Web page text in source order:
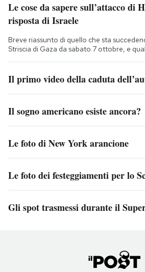
Le cose da sapere sull’attacco di
risposta di Israele
Breve riassunto di quello che sta
Striscia di Gaza da sabato 7 ottobre, e
Il primo video della caduta
Il sogno americano esiste ancora?
Le foto di New York arancione
Le foto dei festeggiamenti per lo
Gli spot trasmessi durante il